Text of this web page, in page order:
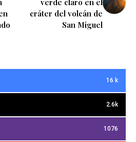
cráter del volcán de
San Miguel
16 k
2.6k
1076